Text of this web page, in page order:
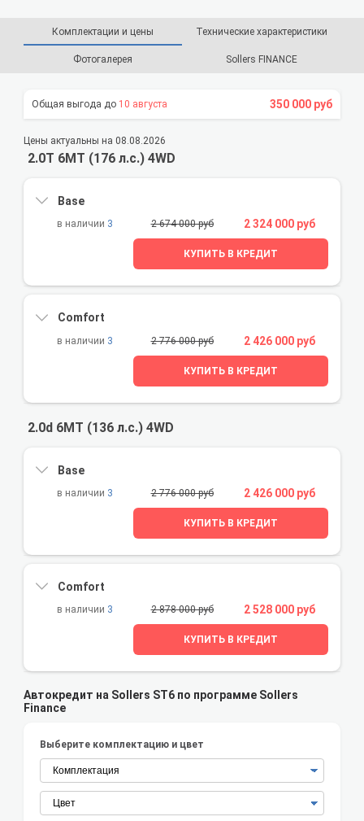
Комплектации и цены Технические характеристики
Фотогалерея Sollers FINANCE
10 августа 350 000 руб
Цены актуальны на 08.08.2026
2.0T 6MT (176 л.с.) 4WD
Base
3 2 674 000 руб 2 324 000 руб
КУПИТЬ В КРЕДИТ
Comfort
3 2 776 000 руб 2 426 000 руб
КУПИТЬ В КРЕДИТ
2.0d 6MT (136 л.с.) 4WD
Base
3 2 776 000 руб 2 426 000 руб
КУПИТЬ В КРЕДИТ
Comfort
3 2 878 000 руб 2 528 000 руб
КУПИТЬ В КРЕДИТ
Автокредит на Sollers ST6 по программе Sollers
Finance
Выберите комплектацию и цвет